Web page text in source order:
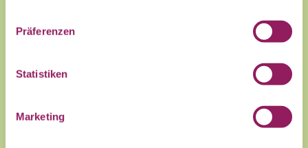
Präferenzen
Statistiken
Marketing
Website, es kann zu kurzfristigen
Auf der Plattform trefft Ihr auf
mit denen Ihr Euch zu Daten für das
Postfach:
Name